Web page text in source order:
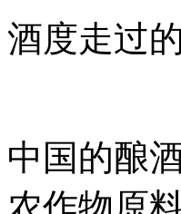
酒度走过
中国的酿
农作物原